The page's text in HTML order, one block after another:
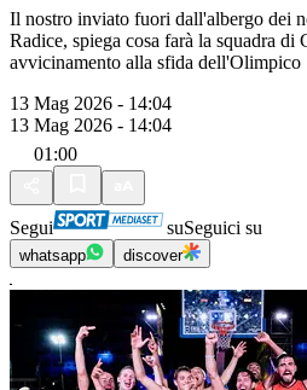
Il nostro inviato fuori dall'albergo dei
Radice, spiega cosa farà la squadra
avvicinamento alla sfida dell'Olimpico
13 Mag 2026 - 14:04
13 Mag 2026 - 14:04
01:00
Segui suSeguici su
whatsapp discover